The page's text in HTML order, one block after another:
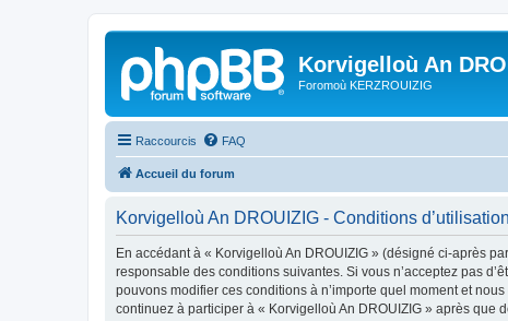
Korvigelloù An
Foromoù KERZROUIZIG
Raccourcis FAQ
Accueil du forum
Korvigelloù An DROUIZIG - Conditions d’utilisation
En accédant à « Korvigelloù An DROUIZIG » (désigné ci-après
responsable des conditions suivantes. Si vous n’acceptez pas
pouvons modifier ces conditions à n’importe quel moment et
continuez à participer à « Korvigelloù An DROUIZIG » après que